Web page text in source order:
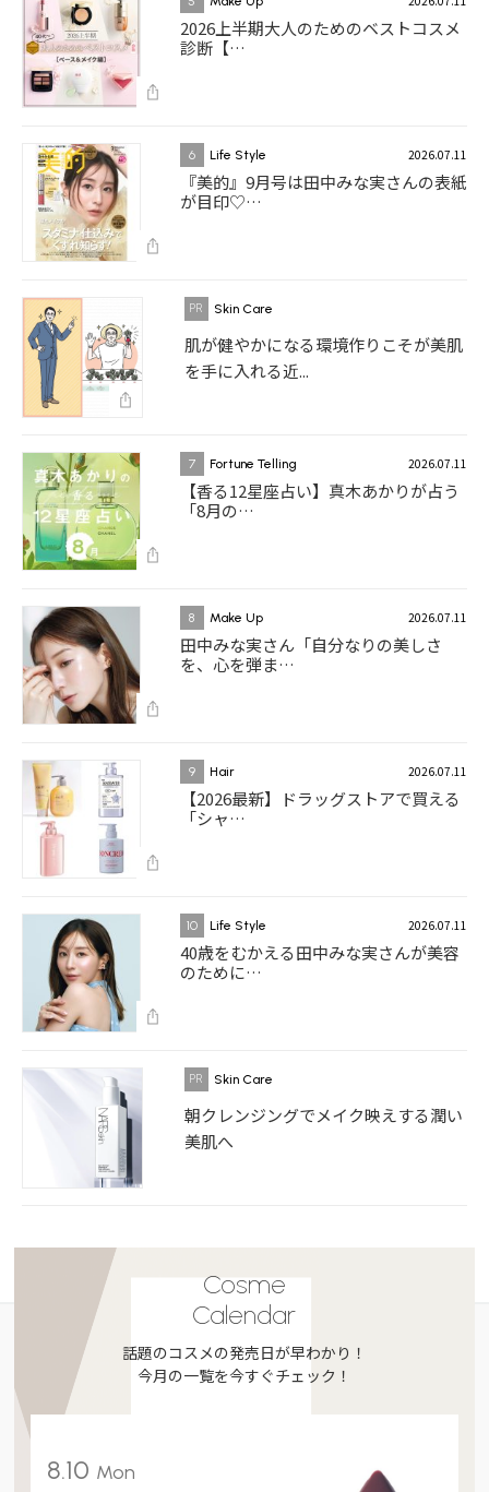
2026上半期大人のためのベストコスメ
診断【…
6 Life Style 2026.07.11
『美的』9月号は田中みな実さんの表紙
が目印♡…
Skin Care
肌が健やかになる環境作りこそが美肌
を手に入れる近...
7 Fortune Telling 2026.07.11
【香る12星座占い】真木あかりが占う
「8月の…
8 Make Up 2026.07.11
田中みな実さん「自分なりの美しさ
を、心を弾ま…
9 Hair 2026.07.11
【2026最新】ドラッグストアで買える
「シャ…
10 Life Style 2026.07.11
40歳をむかえる田中みな実さんが美容
のために…
Skin Care
朝クレンジングでメイク映えする潤い
美肌へ
Cosme
Calendar
話題のコスメの発売日が早わかり！
今月の一覧を今すぐチェック！
8.10 Mon